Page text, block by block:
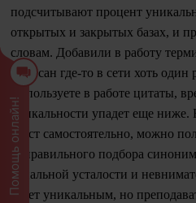
Помощь онлайн!
подсчитывают процент
открытых и закрытых базах, и
словам. Добавили в работу
написан где-то в сети хоть один
Используете в работе цитаты,
уникальности упадет еще ниже.
текст самостоятельно, можно
неправильного подбора
банальной усталости и
будет уникальным, но